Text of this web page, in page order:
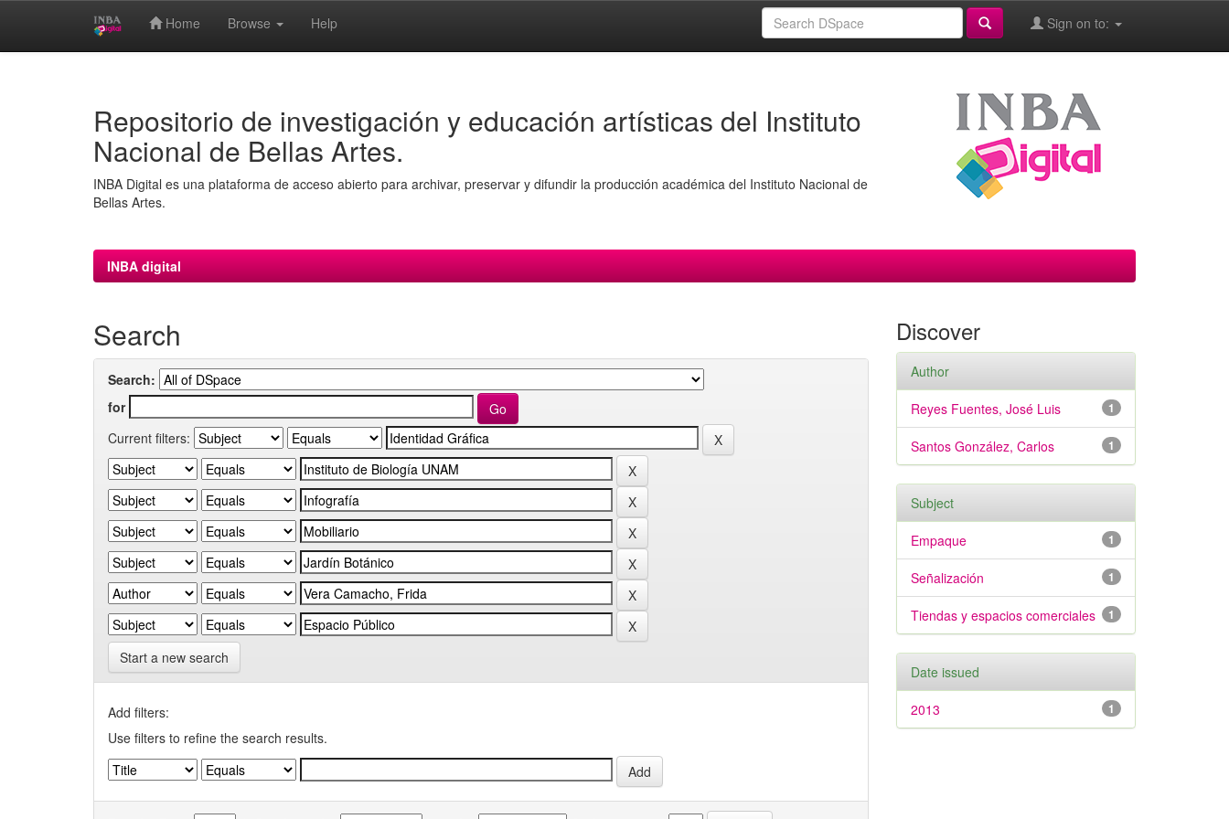
Home Browse Help Sign on to:
Repositorio de investigación y educación artísticas del Instituto
Nacional de Bellas Artes.
INBA Digital es una plataforma de acceso abierto para archivar, preservar y difundir la producción académica del Instituto Nacional de
Bellas Artes.
INBA digital
Search
Search:
for
Current filters:
Start a new search
Add filters:
Use filters to refine the search results.
Discover
Author
1
Reyes Fuentes, José Luis
1
Santos González, Carlos
Subject
1
Empaque
1
Señalización
1
Tiendas y espacios comerciales
Date issued
1
2013